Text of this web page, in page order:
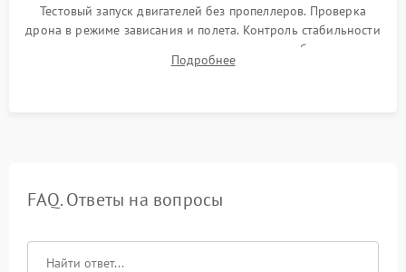
Тестовый запуск двигателей без пропеллеров. Проверка
дрона в режиме зависания и полета. Контроль стабильности
удержания точки, качества передачи видео, работы системы
возврата домой (RTH) и дальности радиосвязи.
Подробнее
FAQ. Ответы на вопросы